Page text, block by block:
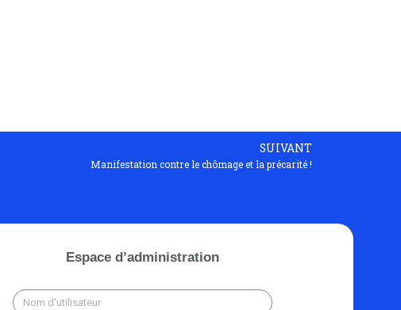
SUIVANT
Manifestation contre le chômage et la précarité !
Espace d’administration